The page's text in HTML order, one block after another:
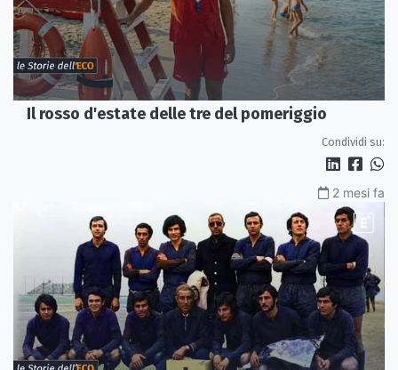
Il rosso d'estate delle tre del pomeriggio
Condividi su:
2 mesi fa